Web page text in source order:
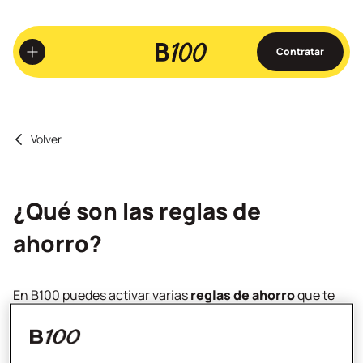
Ir
al
contenido
principal
Contratar
Volver
¿Qué son las reglas de
ahorro?
En B100 puedes activar variasreglas de ahorroque te
propuesto, ¡casi sin darte cuenta!